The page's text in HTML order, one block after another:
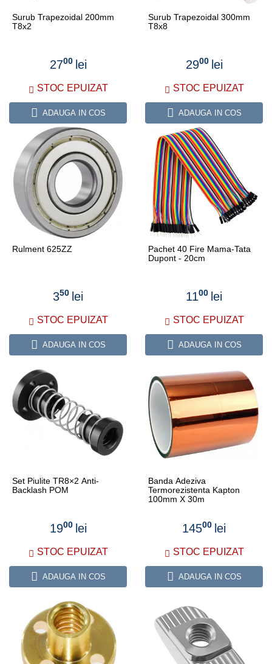
Surub Trapezoidal 200mm
T8x2
2700 lei
STOC EPUIZAT
ADAUGA IN COS
Surub Trapezoidal 300mm
T8x8
2900 lei
STOC EPUIZAT
ADAUGA IN COS
Rulment 625ZZ
350 lei
STOC EPUIZAT
ADAUGA IN COS
Pachet 40 Fire Mama-Tata
Dupont - 20cm
1100 lei
STOC EPUIZAT
ADAUGA IN COS
Set Piulite TR8×2 Anti-
Backlash POM
1900 lei
STOC EPUIZAT
ADAUGA IN COS
Banda Adeziva
Termorezistenta Kapton
100mm X 30m
14500 lei
STOC EPUIZAT
ADAUGA IN COS